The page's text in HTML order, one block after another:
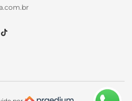
TikTok